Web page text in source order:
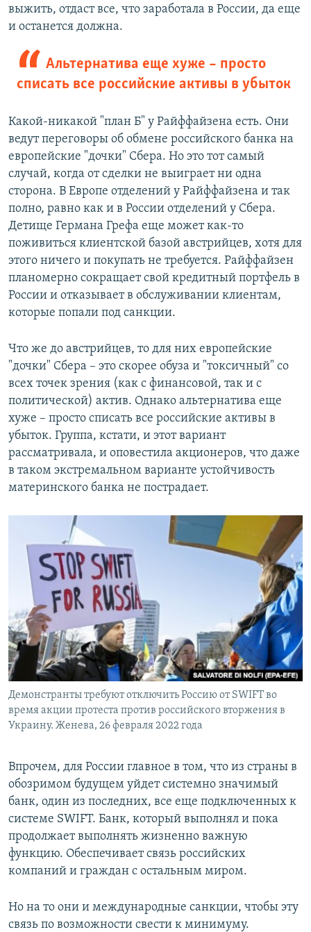
выжить, отдаст все, что заработала в России, да еще
и останется должна.
Альтернатива еще хуже – просто
списать все российские активы в убыток
Какой-никакой "план Б" у Райффайзена есть. Они
ведут переговоры об обмене российского банка на
европейские "дочки" Сбера. Но это тот самый
случай, когда от сделки не выиграет ни одна
сторона. В Европе отделений у Райффайзена и так
полно, равно как и в России отделений у Сбера.
Детище Германа Грефа еще может как-то
поживиться клиентской базой австрийцев, хотя для
этого ничего и покупать не требуется. Райффайзен
планомерно сокращает свой кредитный портфель в
России и отказывает в обслуживании клиентам,
которые попали под санкции.
Что же до австрийцев, то для них европейские
"дочки" Сбера – это скорее обуза и "токсичный" со
всех точек зрения (как с финансовой, так и с
политической) актив. Однако альтернатива еще
хуже – просто списать все российские активы в
убыток. Группа, кстати, и этот вариант
рассматривала, и оповестила акционеров, что даже
в таком экстремальном варианте устойчивость
материнского банка не пострадает.
Демонстранты требуют отключить Россию от SWIFT во
время акции протеста против российского вторжения в
Украину. Женева, 26 февраля 2022 года
Впрочем, для России главное в том, что из страны в
обозримом будущем уйдет системно значимый
банк, один из последних, все еще подключенных к
системе SWIFT. Банк, который выполнял и пока
продолжает выполнять жизненно важную
функцию. Обеспечивает связь российских
компаний и граждан с остальным миром.
Но на то они и международные санкции, чтобы эту
связь по возможности свести к минимуму.